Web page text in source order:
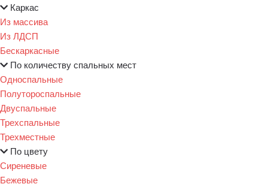
Каркас
Из массива
Из ЛДСП
Бескаркасные
По количеству спальных мест
Односпальные
Полутороспальные
Двуспальные
Трехспальные
Трехместные
По цвету
Сиреневые
Бежевые